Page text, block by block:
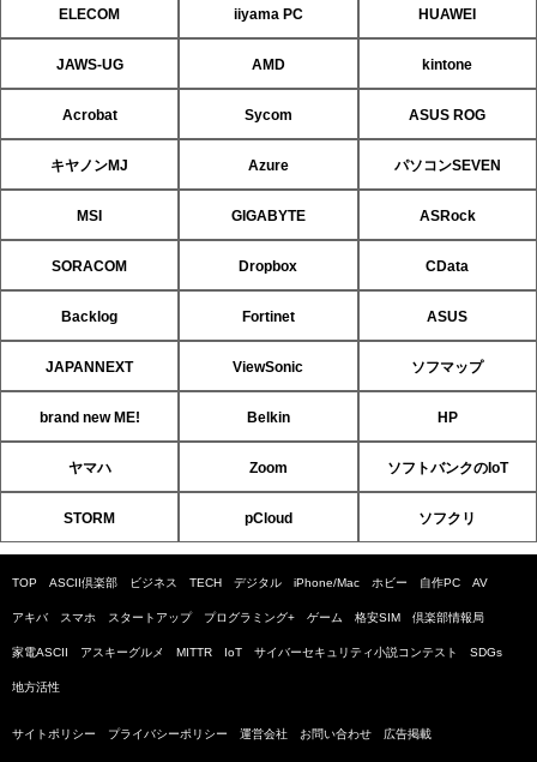
ELECOM iiyama PC HUAWEI
JAWS-UG AMD kintone
Acrobat Sycom ASUS ROG
キヤノンMJ Azure パソコンSEVEN
MSI GIGABYTE ASRock
SORACOM Dropbox CData
Backlog Fortinet ASUS
JAPANNEXT ViewSonic ソフマップ
brand new ME! Belkin HP
ヤマハ Zoom ソフトバンクのIoT
STORM pCloud ソフクリ
TOP ASCII倶楽部 ビジネス TECH デジタル iPhone/Mac ホビー 自作PC AV
アキバ スマホ スタートアップ プログラミング+ ゲーム 格安SIM 倶楽部情報局
家電ASCII アスキーグルメ MITTR IoT サイバーセキュリティ小説コンテスト SDGs
地方活性
サイトポリシー プライバシーポリシー 運営会社 お問い合わせ 広告掲載